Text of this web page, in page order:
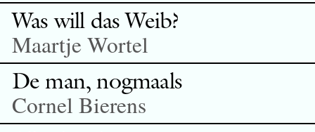
Was will das Weib?
Maartje Wortel
De man, nogmaals
Cornel Bierens